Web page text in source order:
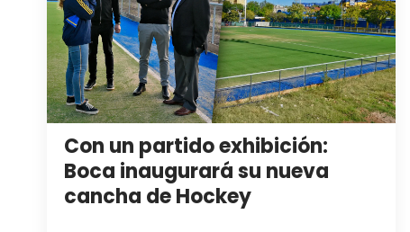
Con un partido exhibición:
Boca inaugurará su nueva
cancha de Hockey